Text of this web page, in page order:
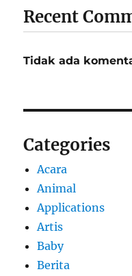
Recent
Tidak ada
Categories
Acara
Animal
Applications
Artis
Baby
Berita